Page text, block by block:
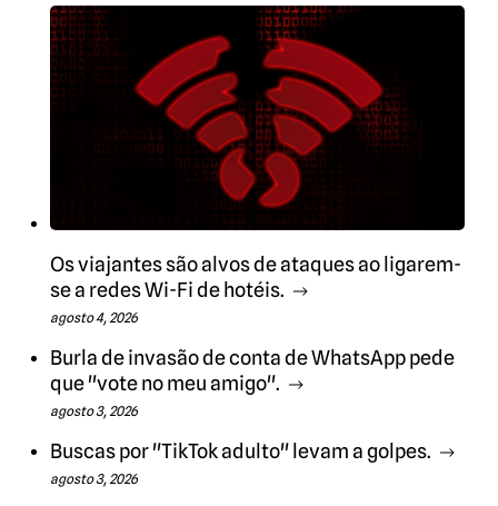
Os viajantes são alvos de ataques ao ligarem-
se a redes Wi-Fi de hotéis.
agosto 4, 2026
Burla de invasão de conta de WhatsApp pede
que "vote no meu amigo".
agosto 3, 2026
Buscas por "TikTok adulto" levam a golpes.
agosto 3, 2026